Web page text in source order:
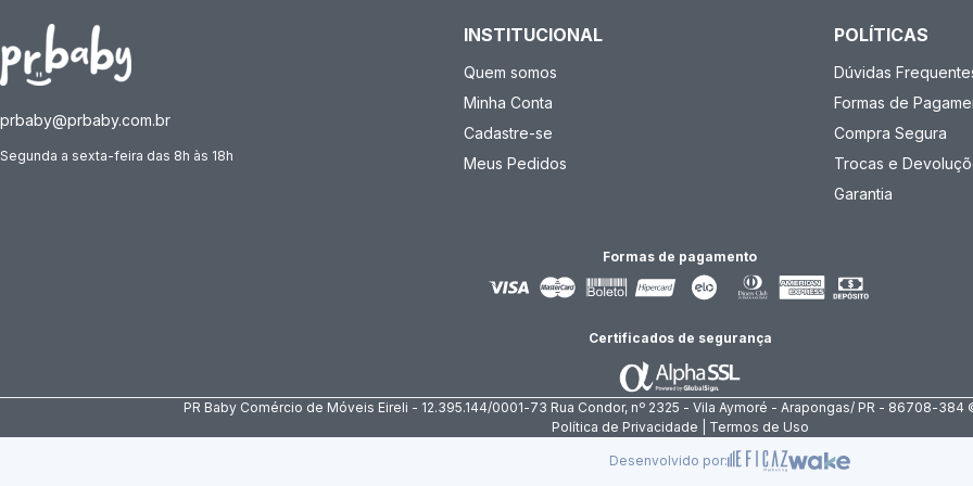
prbaby@prbaby.com.br
Segunda a sexta-feira das 8h às 18h
INSTITUCIONAL
Quem somos
Minha Conta
Cadastre-se
Meus Pedidos
POLÍTICAS
Dúvidas
Formas de
Compra Segura
Trocas e
Garantia
Formas de pagamento
Certificados de segurança
PR Baby Comércio de Móveis Eireli - 12.395.144/0001-73 Rua Condor, nº 2325 - Vila Aymoré - Arapongas/ PR - 86708-
Política de Privacidade | Termos de Uso
Desenvolvido por: